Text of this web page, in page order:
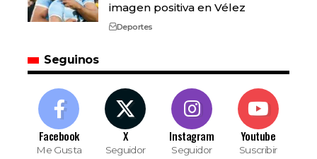
imagen positiva en Vélez
Deportes
Seguinos
Facebook
Me Gusta
X
Seguidor
Instagram
Seguidor
Youtube
Suscribir